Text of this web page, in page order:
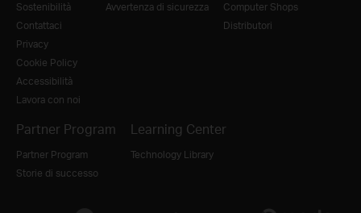
Sostenibilità
Contattaci
Privacy
Cookie Policy
Accessibilità
Lavora con noi
Avvertenza di sicurezza
Computer Shops
Distributori
Partner Program
Partner Program
Storie di successo
Learning Center
Technology Library